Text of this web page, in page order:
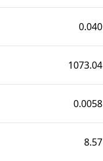
0.040
1073.04
0.0058
8.57